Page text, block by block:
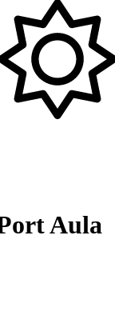
Aula